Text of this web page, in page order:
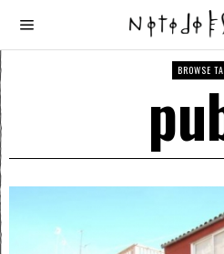
BROWSE